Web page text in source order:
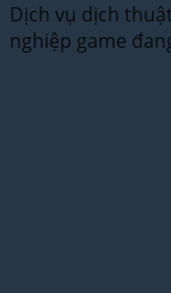
Dịch vụ dịch
nghiệp game